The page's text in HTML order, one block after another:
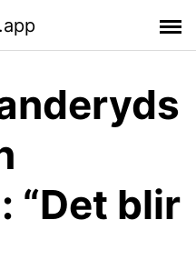
“Det blir